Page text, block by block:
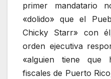
primer mandatario
«dolido» que el
Chicky Starr» con
orden ejecutiva
«alguien tiene que
fiscales de Puerto